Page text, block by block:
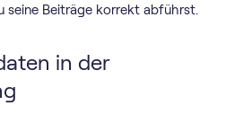
seine Beiträge korrekt abführst.
in der